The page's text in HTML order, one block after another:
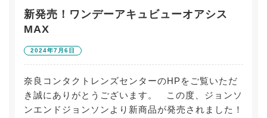
新発売！ワンデーアキュビューオアシス
MAX
2024年7月6日
奈良コンタクトレンズセンターのHPをご覧いただ
き誠にありがとうございます。 この度、ジョンソ
ンエンドジョンソンより新商品が発売されました！